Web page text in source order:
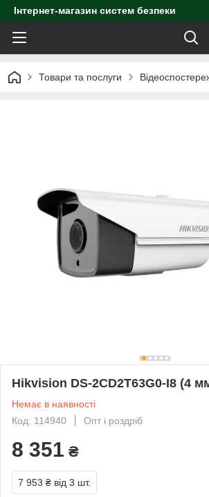
Інтернет-магазин систем безпеки
Товари та послуги
Hikvision DS-2CD2T63G0-I8 (4
Немає в наявності
Код: 114940
Опт і роздріб
8 351 ₴
7 953 ₴ від 3 шт.